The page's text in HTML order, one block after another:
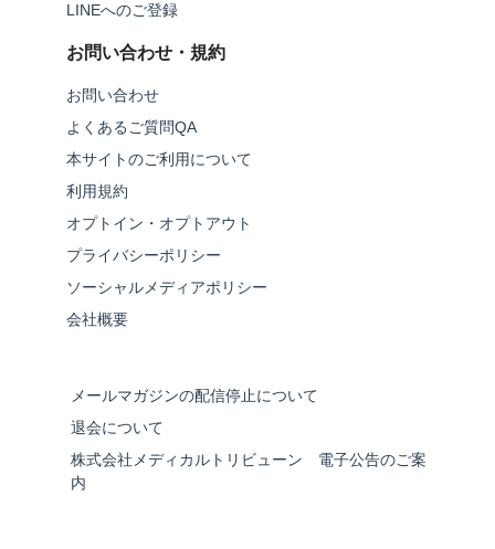
LINEへのご登録
お問い合わせ・規約
お問い合わせ
よくあるご質問QA
本サイトのご利用について
利用規約
オプトイン・オプトアウト
プライバシーポリシー
ソーシャルメディアポリシー
会社概要
メールマガジンの配信停止について
退会について
株式会社メディカルトリビューン 電子公告のご案
内